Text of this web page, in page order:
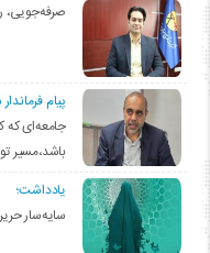
صرفه‌جویی،
پیام
جامعه‌ای که
باشد،مسیر
یادداشت؛
سایه‌سار